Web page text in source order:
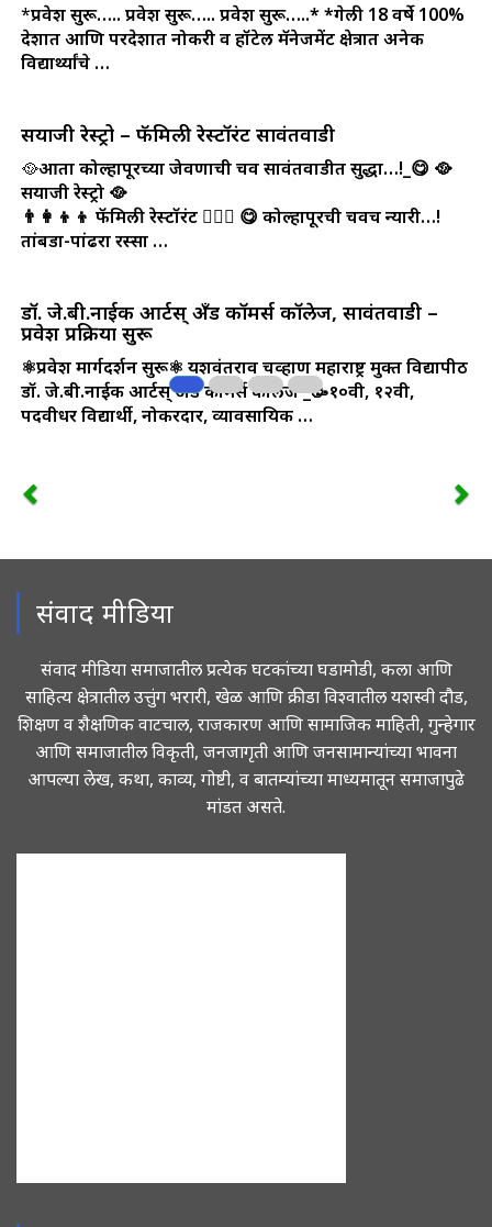
*प्रवेश सुरू….. प्रवेश सुरू….. प्रवेश सुरू…..**गेली 18 वर्षे 100%
देशात आणि परदेशात नोकरी व हॉटेल मॅनेजमेंट क्षेत्रात अनेक
विद्यार्थ्यांचे …
सयाजी रेस्ट्रो – फॅमिली रेस्टॉरंट सावंतवाडी
🥘आता कोल्हापूरच्या जेवणाची चव सावंतवाडीत सुद्धा…!_😋 🥘
सयाजी रेस्ट्रो 🥘
👨‍👩‍👦‍👦 फॅमिली रेस्टॉरंट 👩‍❤️‍👨 😋 कोल्हापूरची चवच न्यारी…!
तांबडा-पांढरा रस्सा …
डॉ. जे.बी.नाईक आर्टस् अँड कॉमर्स कॉलेज, सावंतवाडी –
प्रवेश प्रक्रिया सुरू
⚛️प्रवेश मार्गदर्शन सुरू⚛️ यशवंतराव चव्हाण महाराष्ट्र मुक्त विद्यापीठ
डॉ. जे.बी.नाईक आर्टस् अँड कॉमर्स कॉलेज_🥳१०वी, १२वी,
पदवीधर विद्यार्थी, नोकरदार, व्यावसायिक …
संवाद मीडिया
संवाद मीडिया समाजातील प्रत्येक घटकांच्या घडामोडी, कला आणि
साहित्य क्षेत्रातील उत्तुंग भरारी, खेळ आणि क्रीडा विश्वातील यशस्वी दौड,
शिक्षण व शैक्षणिक वाटचाल, राजकारण आणि सामाजिक माहिती, गुन्हेगार
आणि समाजातील विकृती, जनजागृती आणि जनसामान्यांच्या भावना
आपल्या लेख, कथा, काव्य, गोष्टी, व बातम्यांच्या माध्यमातून समाजापुढे
मांडत असते.